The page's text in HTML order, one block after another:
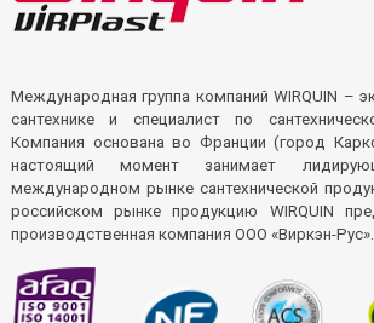
Международная группа компаний WIRQUIN –
сантехнике и специалист по
Компания основана во Франции (город
настоящий момент занимает
международном рынке сантехнической
российском рынке продукцию WIRQUIN
производственная компания ООО «Виркэн-Рус».